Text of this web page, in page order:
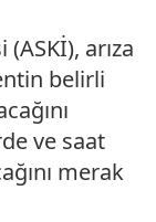
arıza
belirli
ve saat
merak